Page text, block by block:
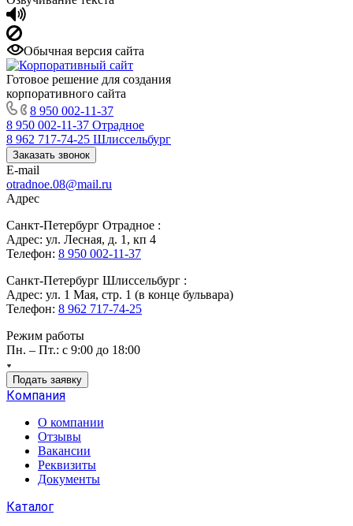
Обычная версия сайта
Готовое решение для создания
корпоративного сайта
8 950 002-11-37
8 950 002-11-37 Отрадное
8 962 717-74-25 Шлиссельбург
Заказать звонок
E-mail
otradnoe.08@mail.ru
Адрес
Санкт-Петербург Отрадное :
Адрес: ул. Лесная, д. 1, кп 4
Телефон: 8 950 002-11-37
Санкт-Петербург Шлиссельбург :
Адрес: ул. 1 Мая, стр. 1 (в конце бульвара)
Телефон: 8 962 717-74-25
Режим работы
Пн. – Пт.: с 9:00 до 18:00
Подать заявку
Компания
О компании
Отзывы
Вакансии
Реквизиты
Документы
Каталог